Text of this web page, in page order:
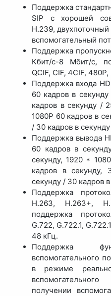
Поддержка
SIP с хорошей
H.239,
вспомогательный
Поддержка
Кбит/с-8 Мбит/с,
QCIF, CIF, 4CIF,
Поддержка входа
60 кадров в
кадров в секунду /
1080P 60 кадров в
/ 30 кадров в
Поддержка вывода
60 кадров в
секунду, 1920 *
кадров в
секунду / 30 кадров
Поддержка
H.263, H.263+,
поддержка
G.722, G.722.1,
48 кГц.
Поддержка
вспомогательного
в режиме
получении